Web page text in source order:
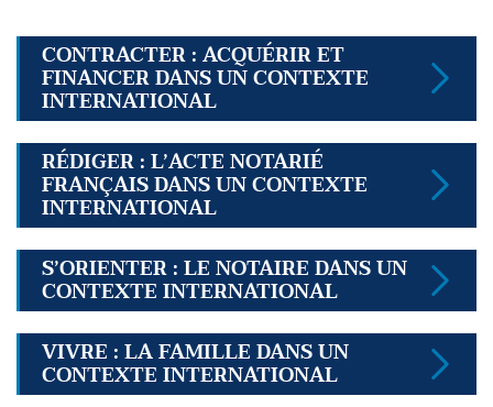
CONTRACTER : ACQUÉRIR ET
FINANCER DANS UN CONTEXTE
INTERNATIONAL
RÉDIGER : L’ACTE NOTARIÉ
FRANÇAIS DANS UN CONTEXTE
INTERNATIONAL
S’ORIENTER : LE NOTAIRE DANS UN
CONTEXTE INTERNATIONAL
VIVRE : LA FAMILLE DANS UN
CONTEXTE INTERNATIONAL